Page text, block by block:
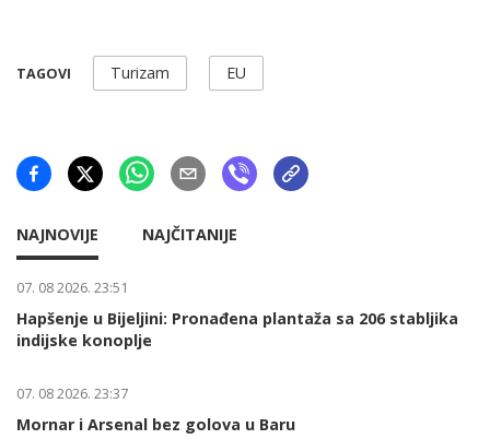
TAGOVI Turizam EU
NAJNOVIJE NAJČITANIJE
07. 08 2026. 23:51
Hapšenje u Bijeljini: Pronađena plantaža sa 206 stabljika
indijske konoplje
07. 08 2026. 23:37
Mornar i Arsenal bez golova u Baru